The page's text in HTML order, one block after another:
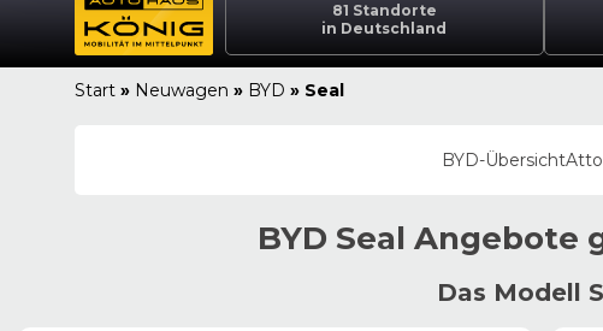
81 Standorte
in Deutschland
Start » Neuwagen » BYD » Seal
BYD-Übersicht
BYD Seal Angebote
Das Modell